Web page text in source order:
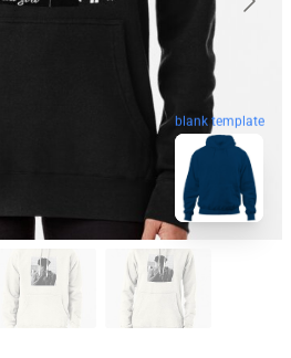
blank template